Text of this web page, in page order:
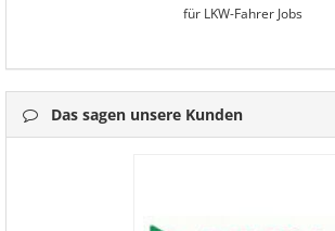
für LKW-Fahrer Jobs
Das sagen unsere Kunden